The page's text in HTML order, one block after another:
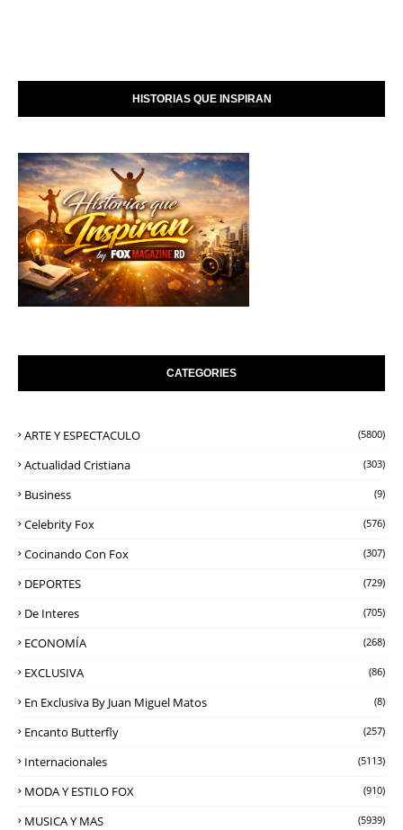
HISTORIAS QUE INSPIRAN
CATEGORIES
ARTE Y ESPECTACULO (5800)
Actualidad Cristiana (303)
Business (9)
Celebrity Fox (576)
Cocinando Con Fox (307)
DEPORTES (729)
De Interes (705)
ECONOMÍA (268)
EXCLUSIVA (86)
En Exclusiva By Juan Miguel Matos (8)
Encanto Butterfly (257)
Internacionales (5113)
MODA Y ESTILO FOX (910)
MUSICA Y MAS (5939)